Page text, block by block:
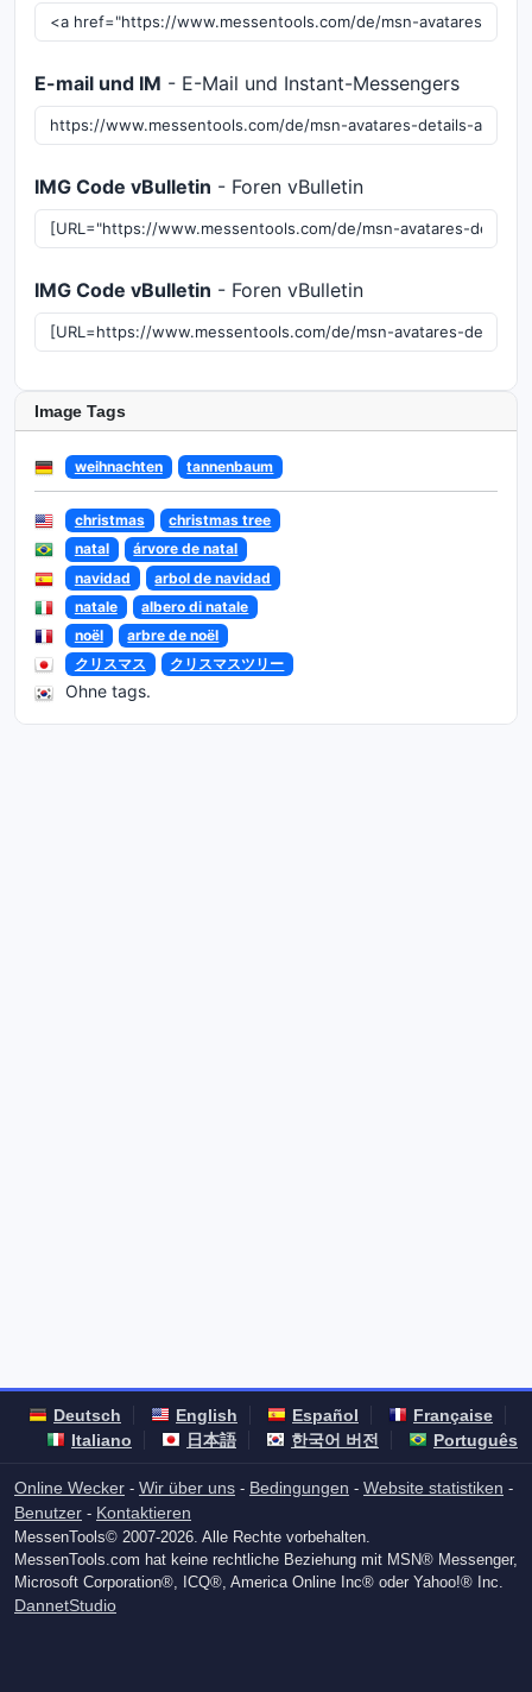
E-mail und IM - E-Mail und Instant-Messengers
IMG Code vBulletin - Foren vBulletin
IMG Code vBulletin - Foren vBulletin
Image Tags
weihnachten tannenbaum
christmas
christmas tree
natal
árvore de natal
navidad
arbol de navidad
natale
albero di natale
noël
arbre de noël
クリスマス
クリスマスツリー
Ohne tags.
Deutsch English Español
Française
Italiano
日本語 한국어 버전 Português
Online Wecker - Wir über uns - Bedingungen - Website statistiken -
Benutzer - Kontaktieren
MessenTools© 2007-2026. Alle Rechte vorbehalten.
MessenTools.com hat keine rechtliche Beziehung mit MSN® Messenger,
Microsoft Corporation®, ICQ®, America Online Inc® oder Yahoo!® Inc.
DannetStudio